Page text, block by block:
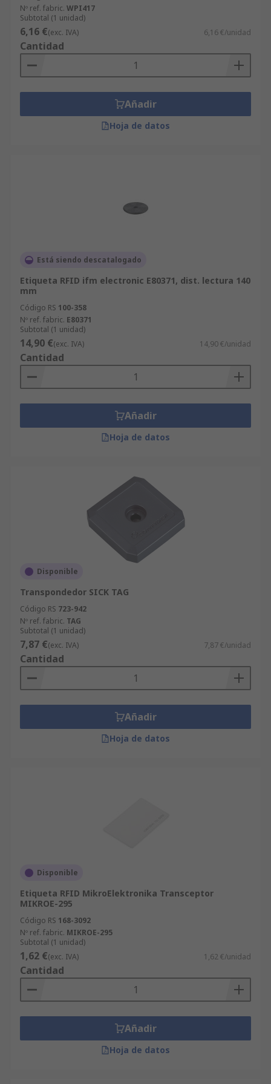
Nº ref. fabric. WPI417
Subtotal (1 unidad)
6,16 €(exc. IVA) 6,16 €/unidad
Cantidad
Añadir
Hoja de datos
Está siendo descatalogado
Etiqueta RFID ifm electronic E80371, dist. lectura 140
mm
Código RS 100-358
Nº ref. fabric. E80371
Subtotal (1 unidad)
14,90 €(exc. IVA) 14,90 €/unidad
Cantidad
Añadir
Hoja de datos
Disponible
Transpondedor SICK TAG
Código RS 723-942
Nº ref. fabric. TAG
Subtotal (1 unidad)
7,87 €(exc. IVA) 7,87 €/unidad
Cantidad
Añadir
Hoja de datos
Disponible
Etiqueta RFID MikroElektronika Transceptor
MIKROE-295
Código RS 168-3092
Nº ref. fabric. MIKROE-295
Subtotal (1 unidad)
1,62 €(exc. IVA) 1,62 €/unidad
Cantidad
Añadir
Hoja de datos